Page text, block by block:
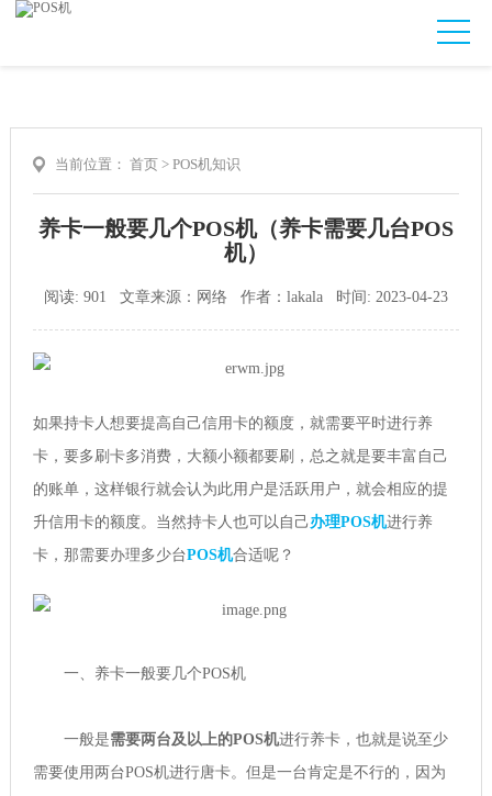
当前位置： 首页> POS机知识
养卡一般要几个POS机（养卡需要几台POS
机）
阅读: 901 文章来源：网络 作者：lakala 时间: 2023-04-23
如果持卡人想要提高自己信用卡的额度，就需要平时进行养
卡，要多刷卡多消费，大额小额都要刷，总之就是要丰富自己
的账单，这样银行就会认为此用户是活跃用户，就会相应的提
升信用卡的额度。当然持卡人也可以自己 办理POS机进行养
卡，那需要办理多少台POS机合适呢？
一、养卡一般要几个POS机
一般是需要两台及以上的POS机进行养卡，也就是说至少
需要使用两台POS机进行唐卡。但是一台肯定是不行的，因为